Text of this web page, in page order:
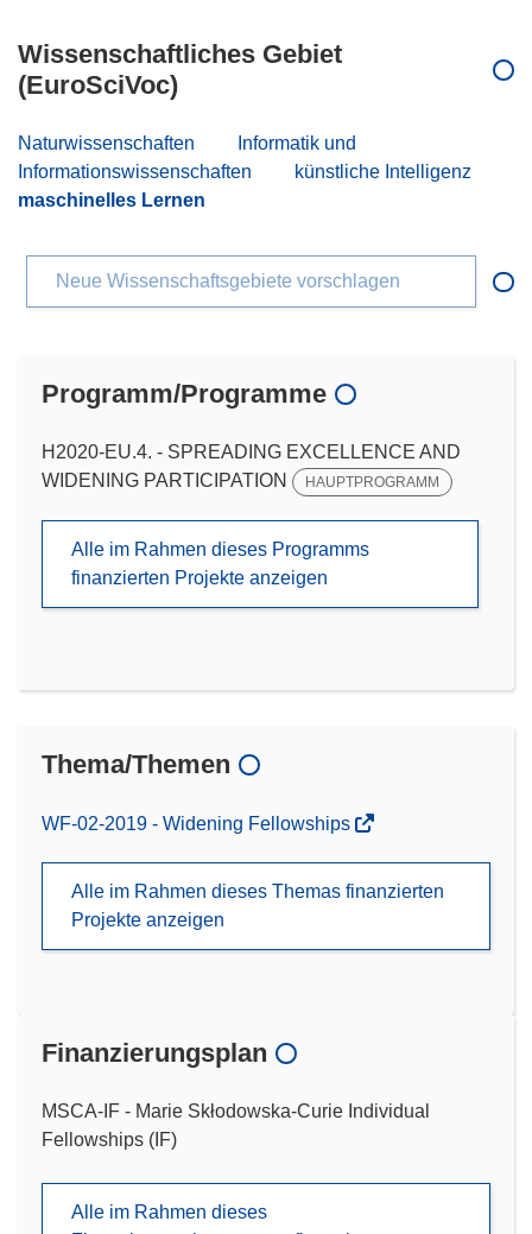
Wissenschaftliches Gebiet
(EuroSciVoc)
Naturwissenschaften
Informatik und
Informationswissenschaften
künstliche Intelligenz
maschinelles Lernen
Neue Wissenschaftsgebiete vorschlagen
Programm/Programme
H2020-EU.4. - SPREADING EXCELLENCE AND
WIDENING PARTICIPATION
HAUPTPROGRAMM
Alle im Rahmen dieses Programms
finanzierten Projekte anzeigen
Thema/Themen
WF-02-2019 - Widening Fellowships
Alle im Rahmen dieses Themas finanzierten
Projekte anzeigen
Finanzierungsplan
MSCA-IF - Marie Skłodowska-Curie Individual
Fellowships (IF)
Alle im Rahmen dieses